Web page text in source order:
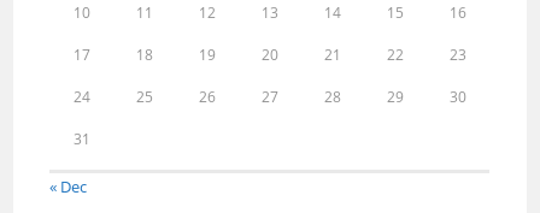
10 11 12 13 14 15 16
17 18 19 20 21 22 23
24 25 26 27 28 29 30
31
« Dec